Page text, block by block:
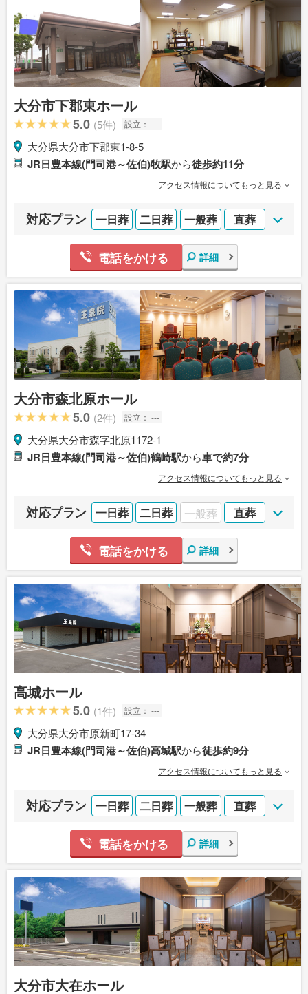
大分市下郡東ホール
5.0 (5件) 設立： ---
大分県大分市下郡東1-8-5
JR日豊本線(門司港～佐伯)牧駅から徒歩約11分
アクセス情報についてもっと見る
対応プラン 一日葬 二日葬 一般葬 直葬
電話をかける 詳細
大分市森北原ホール
5.0 (2件) 設立： ---
大分県大分市森字北原1172-1
JR日豊本線(門司港～佐伯)鶴崎駅から車で約7分
アクセス情報についてもっと見る
対応プラン 一日葬 二日葬 一般葬 直葬
電話をかける 詳細
高城ホール
5.0 (1件) 設立： ---
大分県大分市原新町17-34
JR日豊本線(門司港～佐伯)高城駅から徒歩約9分
アクセス情報についてもっと見る
対応プラン 一日葬 二日葬 一般葬 直葬
電話をかける 詳細
大分市大在ホール